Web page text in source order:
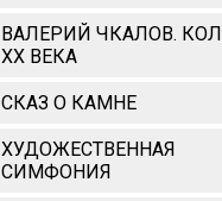
ВАЛЕРИЙ ЧКАЛОВ.
ХХ ВЕКА
СКАЗ О КАМНЕ
ХУДОЖЕСТВЕННАЯ
СИМФОНИЯ